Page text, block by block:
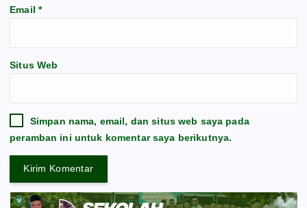
Email *
Situs Web
Simpan nama, email, dan situs web saya pada
peramban ini untuk komentar saya berikutnya.